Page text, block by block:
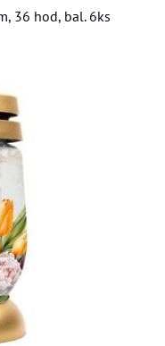
36 hod, bal. 6ks